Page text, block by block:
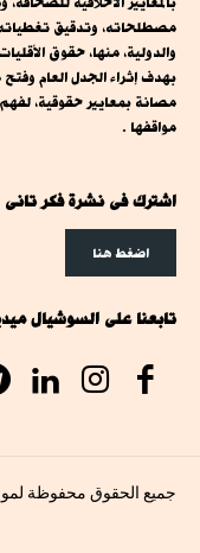
مصطلحاته، وتدقيق تغطياته
والدولية، منها، حقوق
بهدف إثراء الجدل العام
مصانة بمعايير حقوقية،
مواقفها .
اشترك فى نشرة فكر تانى
اضغط هنا
تابعنا على السوشيال
جميع الحقوق محفوظة